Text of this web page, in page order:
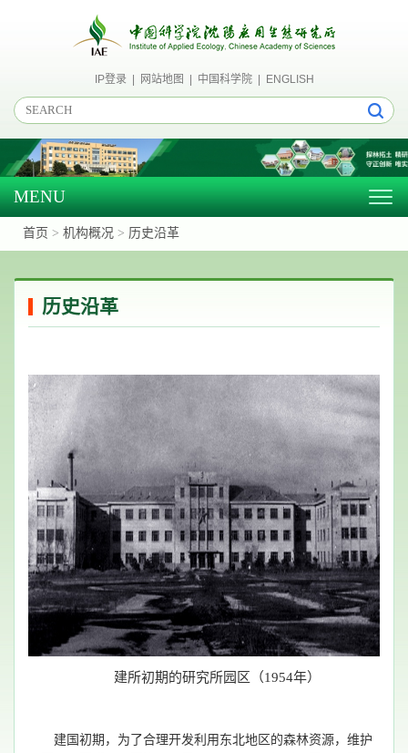
IP登录| 网站地图 中国科学院| ENGLISH
MENU
首页 > 机构概况 > 历史沿革
历史沿革
建所初期的研究所园区（1954年）
建国初期，为了合理开发利用东北地区的森林资源，维护